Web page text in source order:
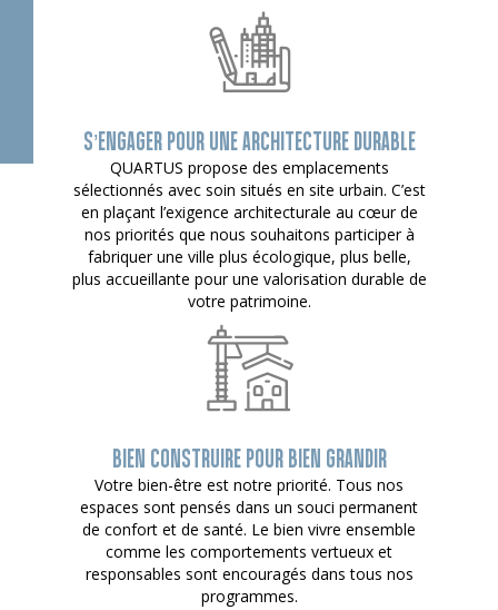
S’ENGAGER POUR UNE ARCHITECTURE DURABLE
QUARTUS propose des emplacements
sélectionnés avec soin situés en site urbain. C’est
en plaçant l’exigence architecturale au cœur de
nos priorités que nous souhaitons participer à
fabriquer une ville plus écologique, plus belle,
plus accueillante pour une valorisation durable de
votre patrimoine.
BIEN CONSTRUIRE POUR BIEN GRANDIR
Votre bien-être est notre priorité. Tous nos
espaces sont pensés dans un souci permanent
de confort et de santé. Le bien vivre ensemble
comme les comportements vertueux et
responsables sont encouragés dans tous nos
programmes.